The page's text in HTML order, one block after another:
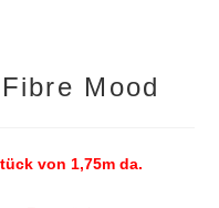
Mood
von 1,75m da.